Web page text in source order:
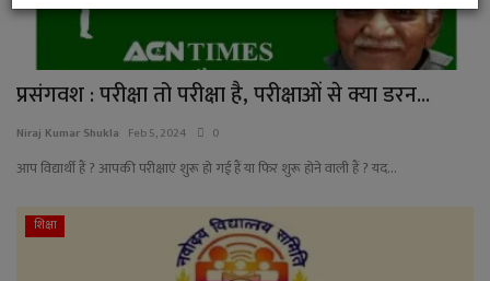
प्रसंगवश : परीक्षा तो परीक्षा है, परीक्षाओं से क्या डरन...
Niraj Kumar Shukla Feb 5, 2024 0
आप विद्यार्थी हैं ? आपकी परीक्षाएं शुरू हो गई हैं या फिर शुरू होने वाली हैं ? यद...
शिक्षा